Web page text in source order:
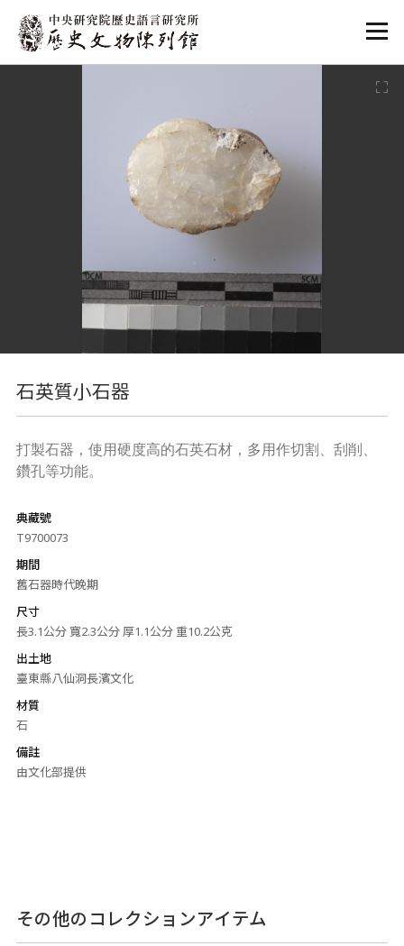
:::
石英質小石器
打製石器，使用硬度高的石英石材，多用作切割、刮削、
鑽孔等功能。
典藏號
T9700073
期間
舊石器時代晚期
尺寸
長3.1公分 寬2.3公分 厚1.1公分 重10.2公克
出土地
臺東縣八仙洞長濱文化
材質
石
備註
由文化部提供
その他のコレクションアイテム